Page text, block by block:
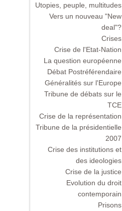
Utopies, peuple, multitudes
Vers un nouveau "New
deal"?
Crises
Crise de l'Etat-Nation
La question européenne
Débat Postréférendaire
Généralités sur l'Europe
Tribune de débats sur le
TCE
Crise de la représentation
Tribune de la présidentielle
2007
Crise des institutions et
des ideologies
Crise de la justice
Evolution du droit
contemporain
Prisons